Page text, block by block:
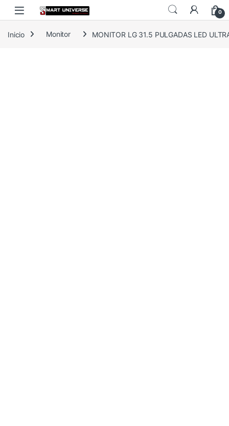
Skip to navigation
Skip to content
0
Inicio Monitor MONITOR LG 31.5 PULGADAS LED